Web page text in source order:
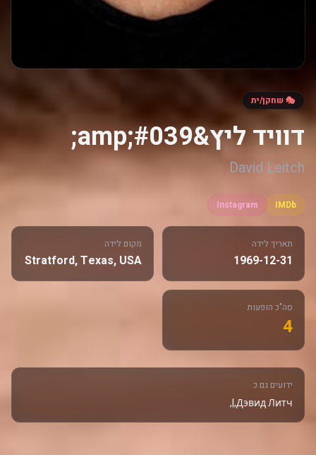
🎭 שחקן/ית
דוויד ליץ&amp;#039;
David Leitch
IMDb
Instagram
תאריך לידה
1969-12-31
מקום לידה
Stratford, Texas, USA
סה"כ הופעות
4
ידועים גם כ
Дэвид Литч,|,